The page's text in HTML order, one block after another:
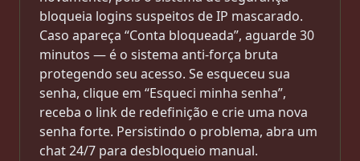
bloqueia logins suspeitos de IP mascarado.
Caso apareça “Conta bloqueada”, aguarde 30
minutos — é o sistema anti-força bruta
protegendo seu acesso. Se esqueceu sua
senha, clique em “Esqueci minha senha”,
receba o link de redefinição e crie uma nova
senha forte. Persistindo o problema, abra um
chat 24/7 para desbloqueio manual.